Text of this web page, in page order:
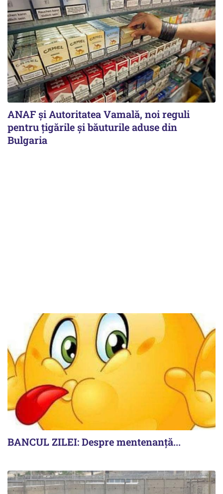
ANAF și Autoritatea Vamală, noi reguli
pentru țigările și băuturile aduse din
Bulgaria
BANCUL ZILEI: Despre mentenanță...